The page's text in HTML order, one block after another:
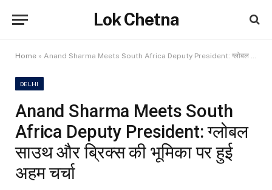
Lok Chetna
Home » Anand Sharma Meets South Africa Deputy President: ग्लोबल साउथ और ब्रिक्स की भूमिका पर हुई अहम चर्चा
DELHI
Anand Sharma Meets South
Africa Deputy President: ग्लोबल
साउथ और ब्रिक्स की भूमिका पर हुई
अहम चर्चा